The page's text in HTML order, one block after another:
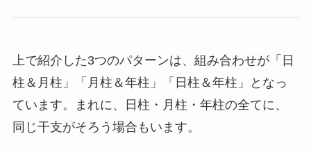
上で紹介した3つのパターンは、組み合わせが「日
柱＆月柱」「月柱＆年柱」「日柱＆年柱」と なっ
ています。まれに、日柱・月柱・年柱の全てに、
同じ干支がそろう場合もいます。